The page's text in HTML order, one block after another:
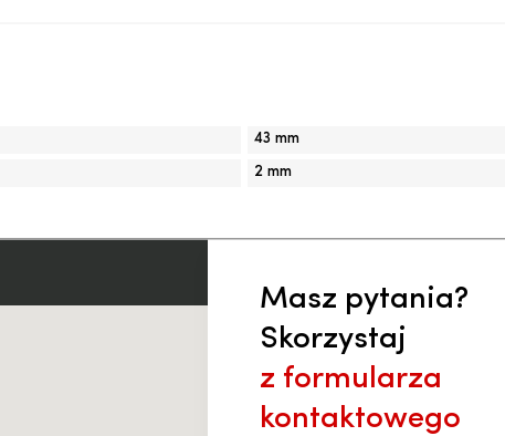
43 mm
2 mm
Masz pytania?
Skorzystaj
z formularza
kontaktowego